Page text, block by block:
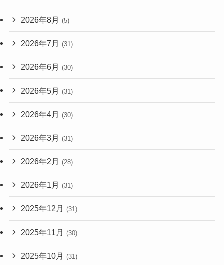
2026年8月 (5)
2026年7月 (31)
2026年6月 (30)
2026年5月 (31)
2026年4月 (30)
2026年3月 (31)
2026年2月 (28)
2026年1月 (31)
2025年12月 (31)
2025年11月 (30)
2025年10月 (31)